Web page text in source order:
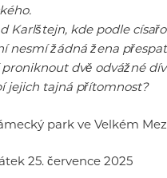
Karlštejn, kde podle
nesmí žádná žena
dvě odvážné
jejich tajná přítomnost?
park ve Velkém
25. července 2025